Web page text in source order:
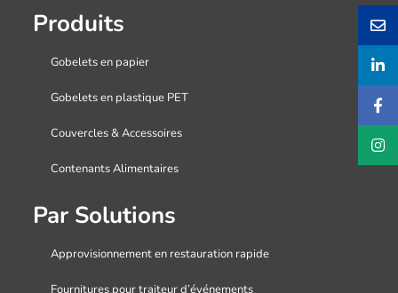
Produits
Gobelets en papier
Gobelets en plastique PET
Couvercles & Accessoires
Contenants Alimentaires
Par Solutions
Approvisionnement en restauration rapide
Fournitures pour traiteur d’événements